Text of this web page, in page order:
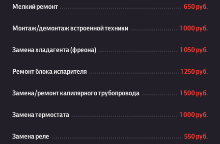
Мелкий ремонт 650 руб.
Монтаж/демонтаж встроенной техники 1 000 руб.
Замена хладагента (фреона) 1 050 руб.
Ремонт блока испарителя 1 250 руб.
Замена/ремонт капилярного трубопровода 1 500 руб.
Замена термостата 1 000 руб.
Замена реле 550 руб.